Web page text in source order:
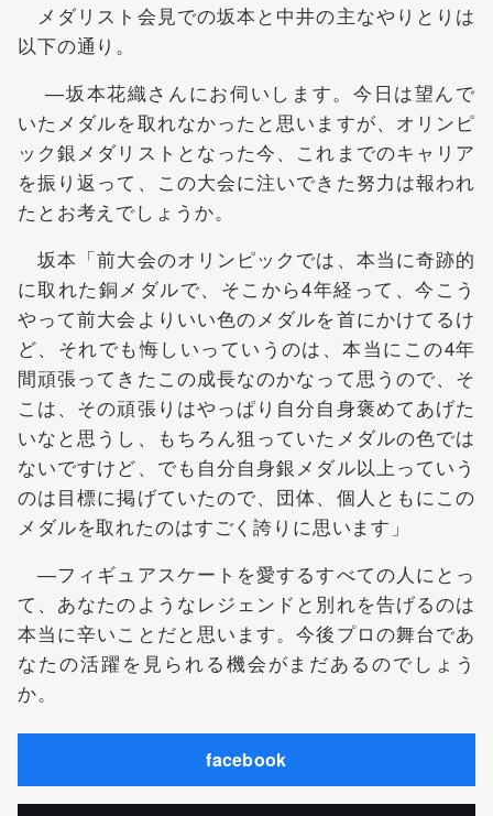
メダリスト会見での坂本と中井の主なやりとりは
以下の通り。
―坂本花織さんにお伺いします。今日は望んで
いたメダルを取れなかったと思いますが、オリンピ
ック銀メダリストとなった今、これまでのキャリア
を振り返って、この大会に注いできた努力は報われ
たとお考えでしょうか。
坂本「前大会のオリンピックでは、本当に奇跡的
に取れた銅メダルで、そこから4年経って、今こう
やって前大会よりいい色のメダルを首にかけてるけ
ど、それでも悔しいっていうのは、本当にこの4年
間頑張ってきたこの成長なのかなって思うので、そ
こは、その頑張りはやっぱり自分自身褒めてあげた
いなと思うし、もちろん狙っていたメダルの色では
ないですけど、でも自分自身銀メダル以上っていう
のは目標に掲げていたので、団体、個人ともにこの
メダルを取れたのはすごく誇りに思います」
―フィギュアスケートを愛するすべての人にとっ
て、あなたのようなレジェンドと別れを告げるのは
本当に辛いことだと思います。今後プロの舞台であ
なたの活躍を見られる機会がまだあるのでしょう
か。
facebook